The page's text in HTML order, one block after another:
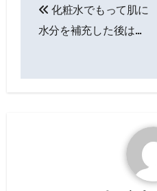
稿
ビ
化粧水でもって肌に
水分を補充した後は…